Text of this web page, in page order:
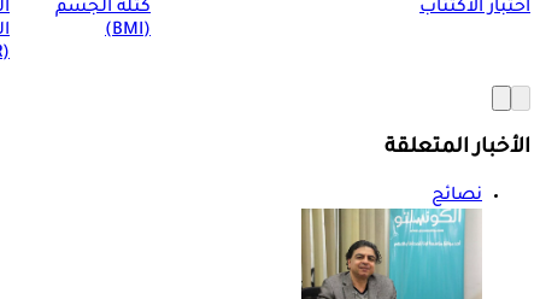
اختبار الاكتئاب
كتلة الجسم
(BMI)
(BMR)
الأخبار المتعلقة
نصائح